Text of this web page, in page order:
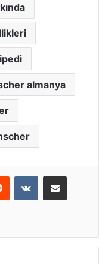
almanya
Reddit VKontakteE-Posta ile paylaş